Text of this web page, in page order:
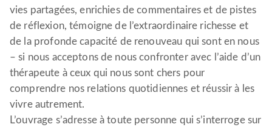
vies partagées, enrichies de commentaires et de pistes
de réflexion, témoigne de l’extraordinaire richesse et
de la profonde capacité de renouveau qui sont en nous
– si nous acceptons de nous confronter avec l’aide d’un
thérapeute à ceux qui nous sont chers pour
comprendre nos relations quotidiennes et réussir à les
vivre autrement.
L’ouvrage s’adresse à toute personne qui s’interroge sur